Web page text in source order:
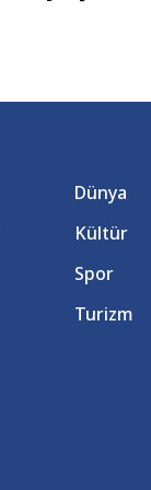
Dünya
Kültür
Spor
Turizm